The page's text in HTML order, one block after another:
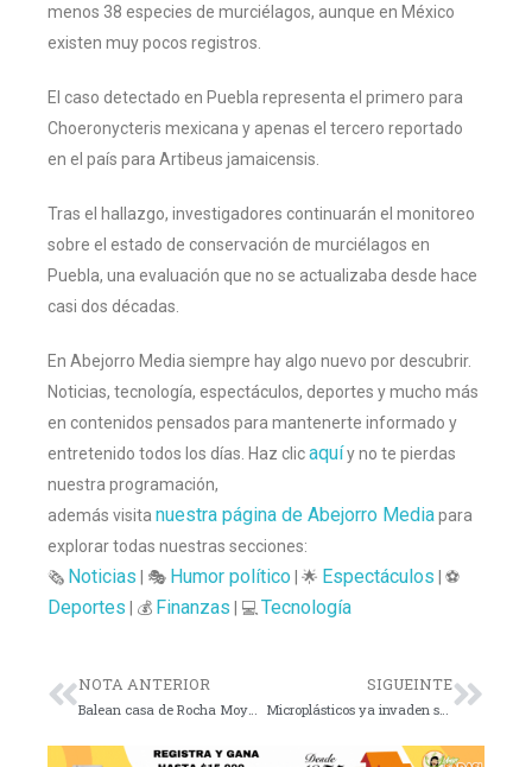
menos 38 especies de murciélagos, aunque en México
existen muy pocos registros.
El caso detectado en Puebla representa el primero para
Choeronycteris mexicana y apenas el tercero reportado
en el país para Artibeus jamaicensis.
Tras el hallazgo, investigadores continuarán el monitoreo
sobre el estado de conservación de murciélagos en
Puebla, una evaluación que no se actualizaba desde hace
casi dos décadas.
En Abejorro Media siempre hay algo nuevo por descubrir.
Noticias, tecnología, espectáculos, deportes y mucho más
en contenidos pensados para mantenerte informado y
entretenido todos los días. Haz clicaquíy no te pierdas
nuestra programación,
además visita nuestra página de Abejorro Mediapara
explorar todas nuestras secciones:
🗞️ Noticias | 🎭 Humor político| 🌟 Espectáculos | ⚽
Deportes | 💰 Finanzas | 💻 Tecnología
NOTA ANTERIOR SIGUEINTE
Microplásticos ya invaden sangre y pulmones